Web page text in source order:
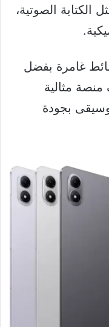
الصوتية،
غامرة بفضل
مثالية
بجودة